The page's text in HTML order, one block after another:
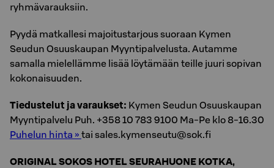
ryhmävarauksiin.
Pyydä matkallesi majoitustarjous suoraan Kymen
Seudun Osuuskaupan Myyntipalvelusta. Autamme
samalla mielellämme lisää löytämään teille juuri sopivan
kokonaisuuden.
Tiedustelut ja varaukset: Kymen Seudun Osuuskaupan
Myyntipalvelu Puh. +358 10 783 9100 Ma-Pe klo 8-16.30
Pu­he­lun hinta » tai sales.kymenseutu@sok.fi
ORIGINAL SOKOS HOTEL SEURAHUONE KOTKA,